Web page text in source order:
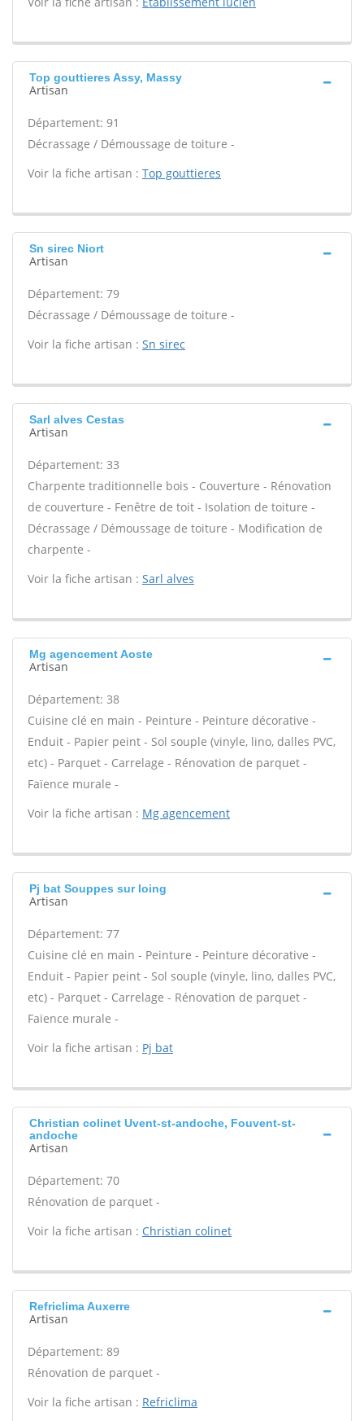
Top gouttieres Assy, Massy
Artisan
Département: 91
Décrassage / Démoussage de toiture -
Voir la fiche artisan : Top gouttieres
Sn sirec Niort
Artisan
Département: 79
Décrassage / Démoussage de toiture -
Voir la fiche artisan : Sn sirec
Sarl alves Cestas
Artisan
Département: 33
Charpente traditionnelle bois - Couverture - Rénovation
de couverture - Fenêtre de toit - Isolation de toiture -
Décrassage / Démoussage de toiture - Modification de
charpente -
Voir la fiche artisan : Sarl alves
Mg agencement Aoste
Artisan
Département: 38
Cuisine clé en main - Peinture - Peinture décorative -
Enduit - Papier peint - Sol souple (vinyle, lino, dalles PVC,
etc) - Parquet - Carrelage - Rénovation de parquet -
Faïence murale -
Voir la fiche artisan : Mg agencement
Pj bat Souppes sur loing
Artisan
Département: 77
Cuisine clé en main - Peinture - Peinture décorative -
Enduit - Papier peint - Sol souple (vinyle, lino, dalles PVC,
etc) - Parquet - Carrelage - Rénovation de parquet -
Faïence murale -
Voir la fiche artisan : Pj bat
Christian colinet Uvent-st-andoche, Fouvent-st-
andoche
Artisan
Département: 70
Rénovation de parquet -
Voir la fiche artisan : Christian colinet
Refriclima Auxerre
Artisan
Département: 89
Rénovation de parquet -
Voir la fiche artisan : Refriclima